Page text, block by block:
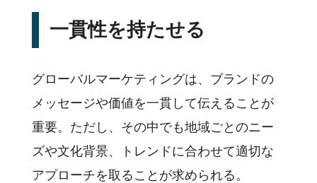
一貫性を持たせる
グローバルマーケティングは、ブランドの
メッセージや価値を一貫して伝えることが
重要。ただし、その中でも地域ごとのニー
ズや文化背景、トレンドに合わせて適切な
アプローチを取ることが求められる。